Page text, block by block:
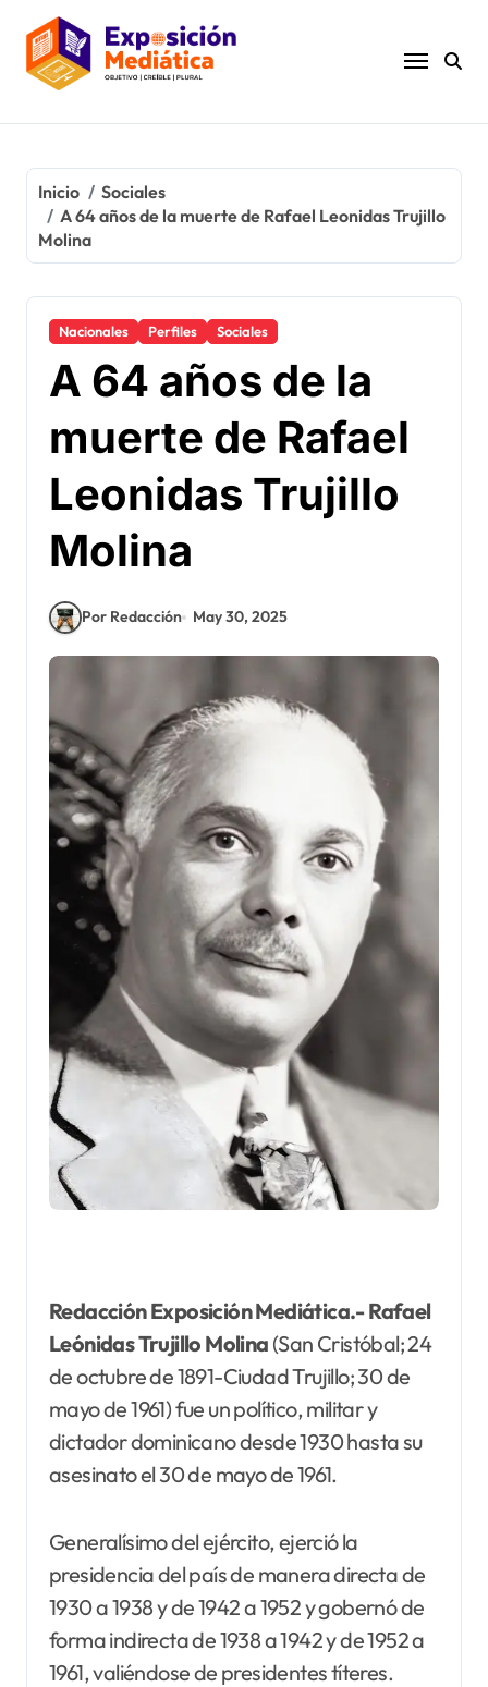
contenido
Inicio
Sociales
A 64 años de la muerte de Rafael Leonidas Trujillo
Molina
Nacionales Perfiles Sociales
A 64 años de la
muerte de Rafael
Leonidas Trujillo
Molina
Por Redacción May 30, 2025
Redacción Exposición Mediática.- Rafael
Leónidas Trujillo Molina (San Cristóbal; 24
de octubre de 1891-Ciudad Trujillo; 30 de
mayo de 1961) fue un político, militar y
dictador dominicano desde 1930 hasta su
asesinato el 30 de mayo de 1961.
Generalísimo del ejército, ejerció la
presidencia del país de manera directa de
1930 a 1938 y de 1942 a 1952 y gobernó de
forma indirecta de 1938 a 1942 y de 1952 a
1961, valiéndose de presidentes títeres.